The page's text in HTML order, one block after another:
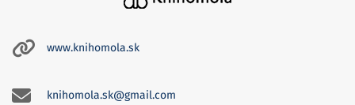
www.knihomola.sk
knihomola.sk@gmail.com